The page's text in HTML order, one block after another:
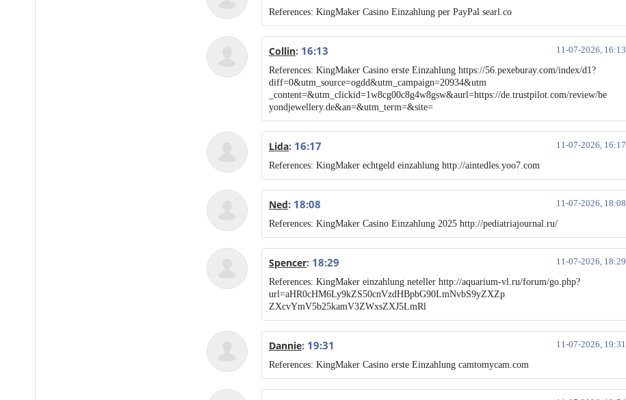
References: KingMaker Casino Einzahlung per PayPal searl.co
Collin 11-07-2026, 16:13
: 16:13
References: KingMaker Casino erste Einzahlung https://56.pexeburay.com/index/d1?
diff=0&utm_source=ogdd&utm_campaign=20934&utm
_content=&utm_clickid=1w8cg00c8g4w8gsw&aurl=https://de.trustpilot.com/review/be
yondjewellery.de&an=&utm_term=&site=
Lida 11-07-2026, 16:17
: 16:17
References: KingMaker echtgeld einzahlung http://aintedles.yoo7.com
Ned 11-07-2026, 18:08
: 18:08
References: KingMaker Casino Einzahlung 2025 http://pediatriajournal.ru/
Spencer 11-07-2026, 18:29
: 18:29
References: KingMaker einzahlung neteller http://aquarium-vl.ru/forum/go.php?
url=aHR0cHM6Ly9kZS50cnVzdHBpbG90LmNvbS9yZXZp
ZXcvYmV5b25kamV3ZWxsZXJ5LmRl
Dannie 11-07-2026, 19:31
: 19:31
References: KingMaker Casino erste Einzahlung camtomycam.com